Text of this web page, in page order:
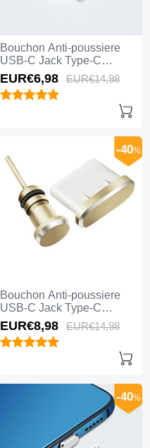
Bouchon Anti-poussiere
USB-C Jack Type-C
Universel H11 Noir
EUR€6,98 EUR€14,98
Bouchon Anti-poussiere
USB-C Jack Type-C
Universel H09 Or
-40%
EUR€8,98 EUR€14,98
-40%